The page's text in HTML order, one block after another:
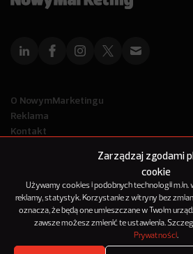
Zarządzaj zgodami
cookie
Używamy cookies i podobnych technologii m.in.
reklamy, statystyk. Korzystanie z witryny bez
oznacza, że będą one umieszczane w Twoim
zawsze możesz zmienić te ustawienia.
Prywatności.
O NowymMarketingu
Reklama
Kontakt
© 2012-2025
NowyMarketing jest marką 143Media Sp. z